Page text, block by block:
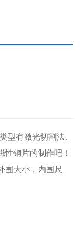
有激光切割法、
钢片的制作吧！
大小，内围尺